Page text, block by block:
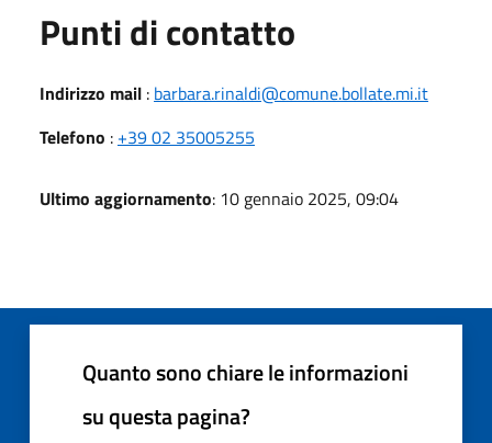
Punti di contatto
Indirizzo mail : barbara.rinaldi@comune.bollate.mi.it
Telefono : +39 02 35005255
Ultimo aggiornamento: 10 gennaio 2025, 09:04
Quanto sono chiare le informazioni
su questa pagina?